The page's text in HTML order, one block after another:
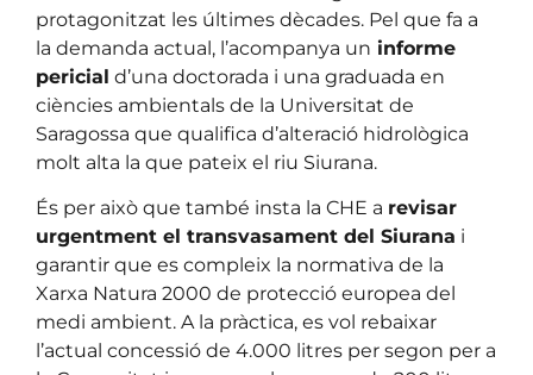
protagonitzat les últimes dècades. Pel que fa a
la demanda actual, l’acompanya un informe
pericial d’una doctorada i una graduada en
ciències ambientals de la Universitat de
Saragossa que qualifica d’alteració hidrològica
molt alta la que pateix el riu Siurana.
És per això que també insta la CHE a revisar
urgentment el transvasament del Siurana i
garantir que es compleix la normativa de la
Xarxa Natura 2000 de protecció europea del
medi ambient. A la pràctica, es vol rebaixar
l’actual concessió de 4.000 litres per segon per a